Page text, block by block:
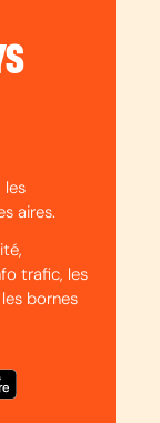
les
aires.
trafic, les
bornes